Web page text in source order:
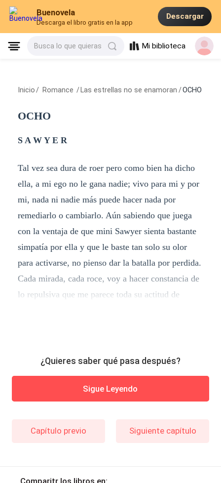
Buenovela
Descarga el libro gratis en la app
Descargar
Busca lo que quieras Mi biblioteca
Inicio / Romance / Las estrellas no se enamoran /OCHO
OCHO
S A W Y E R
Tal vez sea dura de roer pero como bien ha dicho
ella, a mi ego no le gana nadie; vivo para mi y por
mi, nada ni nadie más puede hacer nada por
remediarlo o cambiarlo. Aún sabiendo que juega
con la ventaja de que mini Sawyer sienta bastante
simpatía por ella y que le baste tan solo su olor
para activarse, no pienso dar la batalla por perdida.
Cada mirada, cada roce, voy a hacer constancia de
lo repulsiva que me parece toda su actitud de
¿Quieres saber qué pasa después?
Sigue Leyendo
Capítulo previo Siguiente capítulo
Comparitr los libros en: